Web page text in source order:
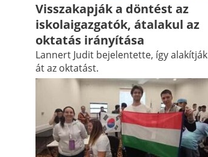
Visszakapják a döntést az
iskolaigazgatók, átalakul az
oktatás irányítása
Lannert Judit bejelentette, így alakítják
át az oktatást.